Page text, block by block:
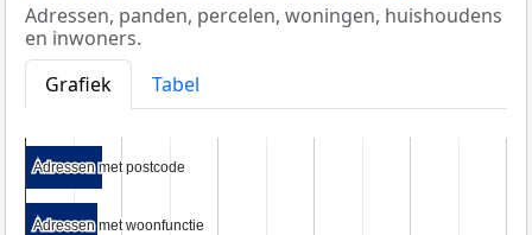
Adressen, panden, percelen, woningen, huishoudens
en inwoners.
Grafiek
Tabel
Adressen met postcode
Adressen met postcode
Adressen met woonfunctie
Adressen met woonfunctie